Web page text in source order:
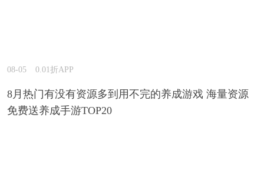
08-05 0.01折APP
8月热门有没有资源多到用不完的养成游戏 海量资源
免费送养成手游TOP20